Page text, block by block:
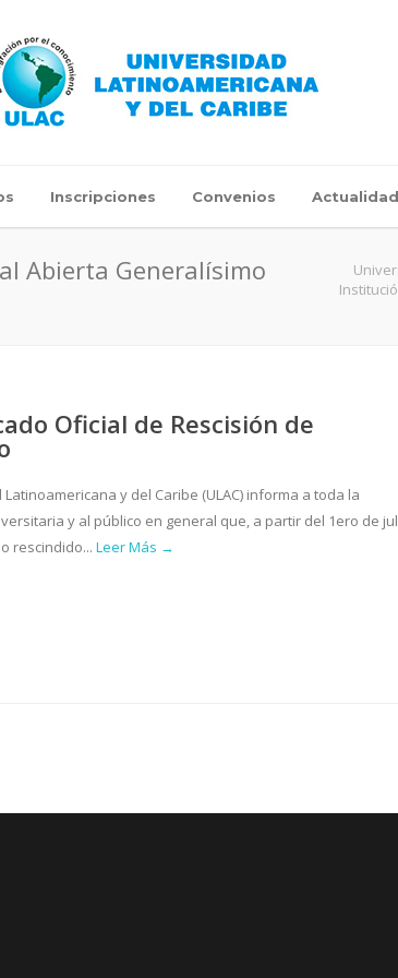
Inscripciones Convenios Actualidad
Abierta Generalísimo
Oficial de Rescisión de
y del Caribe (ULAC) informa a toda la
y al público en general que, a partir del 1ero de
rescindido... Leer Más →